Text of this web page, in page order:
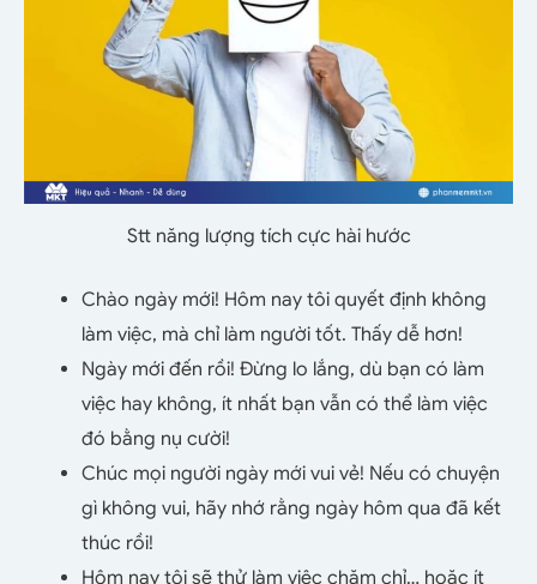
Stt năng lượng tích cực hài hước
Chào ngày mới! Hôm nay tôi quyết định không
làm việc, mà chỉ làm người tốt. Thấy dễ hơn!
Ngày mới đến rồi! Đừng lo lắng, dù bạn có làm
việc hay không, ít nhất bạn vẫn có thể làm việc
đó bằng nụ cười!
Chúc mọi người ngày mới vui vẻ! Nếu có chuyện
gì không vui, hãy nhớ rằng ngày hôm qua đã kết
thúc rồi!
Hôm nay tôi sẽ thử làm việc chăm chỉ… hoặc ít